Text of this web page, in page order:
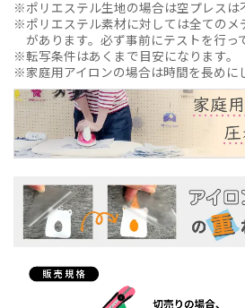
ポリエステル生地の場合は空プレスは
ポリエステル素材に対しては全てのメ
があります。必ず事前にテストを行っ
転写条件はあくまで目安になります。
家庭用アイロンの場合は時間を長めに